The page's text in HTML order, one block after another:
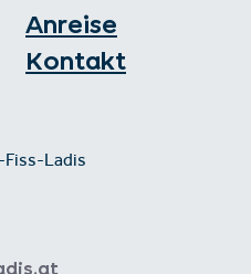
Anreise
Kontakt
Fiss-Ladis